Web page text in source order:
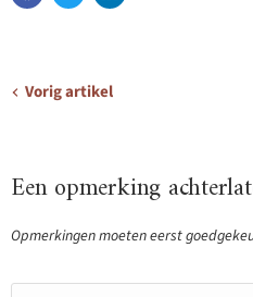
Vorig artikel
Een opmerking
Opmerkingen moeten eerst